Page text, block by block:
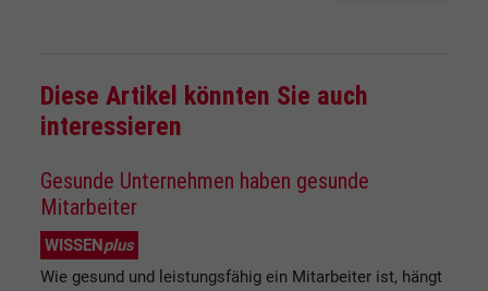
Diese Artikel könnten Sie auch
interessieren
Gesunde Unternehmen haben gesunde
Mitarbeiter
WISSENplus
Wie gesund und leistungsfähig ein Mitarbeiter ist, hängt